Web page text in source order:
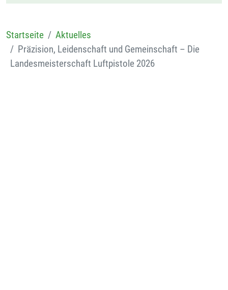
Startseite
Aktuelles
Präzision, Leidenschaft und Gemeinschaft – Die
Landesmeisterschaft Luftpistole 2026